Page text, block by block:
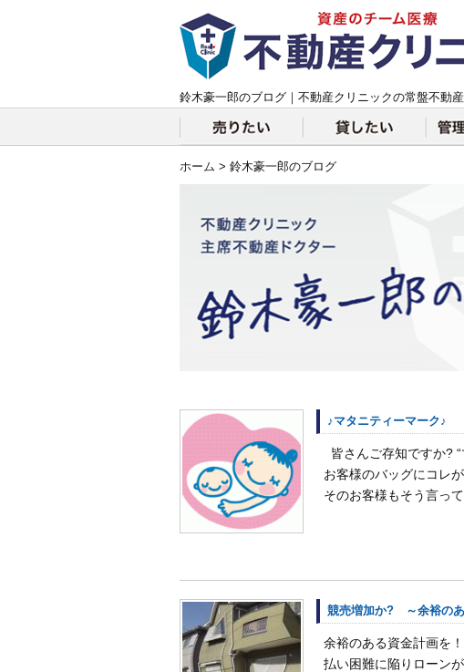
鈴木豪一郎のブログ｜不動産クリニックの常盤不動産
ホーム > 鈴木豪一郎のブログ
♪マタニティーマーク♪
皆さんご存知ですか?
お客様のバッグにコレ
そのお客様もそう言っ
競売増加か? ～余裕の
余裕のある資金計画を
払い困難に陥りローン